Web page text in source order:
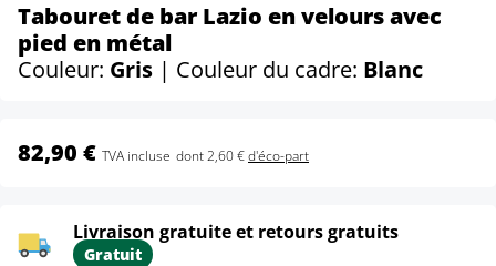
Tabouret de bar Lazio en velours avec
pied en métal
Couleur: Gris | Couleur du cadre: Blanc
82,90 € TVA incluse dont 2,60 €d'éco-part
Livraison gratuite et retours gratuits
Gratuit